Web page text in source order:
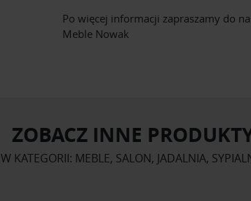
Po więcej informacji zapraszamy do
Meble Nowak
ZOBACZ INNE
W KATEGORII: MEBLE, SALON, JADALNIA,